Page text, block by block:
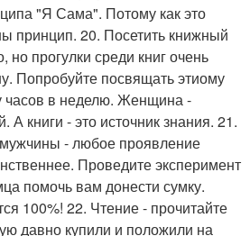
"Я Сама". Потому как это
принцип. 20. Посетить книжный
но прогулки среди книг очень
Попробуйте посвящать этиому
часов в неделю. Женщина -
А книги - это источник знания. 21.
- любое проявление
Проведите эксперимент
помочь вам донести сумку.
100%! 22. Чтение - прочитайте
давно купили и положили на